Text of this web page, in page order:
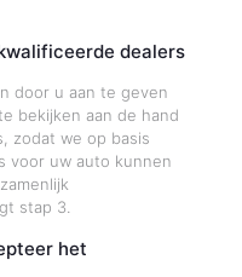
dealers
door u aan te geven
bekijken aan de hand
zodat we op basis
voor uw auto kunnen
stap 3.
het